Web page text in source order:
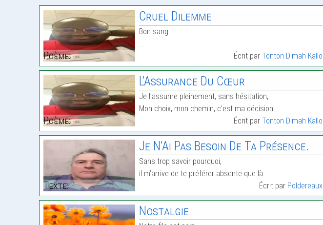
Poème:
Cruel Dilemme
Bon sang
…
Écrit parTonton Dimah Kallo
Poème:
L’Assurance Du Cœur
Je l’assume pleinement, sans hésitation,
Mon choix, mon chemin, c’est ma décision.…
Écrit parTonton Dimah Kallo
Texte:
Je N’Ai Pas Besoin De Ta Présence.
Sans trop savoir pourquoi,
il m’arrive de te préférer absente que là.…
Écrit par Poldereaux
Nostalgie